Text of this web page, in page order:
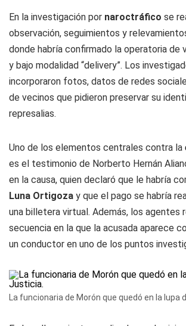
En la investigación por naroctráfico se
observación, seguimientos y
donde habría confirmado la operatoria de
y bajo modalidad “delivery”. Los
incorporaron fotos, datos de redes
de vecinos que pidieron preservar su
represalias.
Uno de los elementos centrales contra la
es el testimonio de Norberto Hernán
en la causa, quien declaró que le habría
Luna Ortigoza y que el pago se habría
una billetera virtual. Además, los agentes
secuencia en la que la acusada aparece
un conductor en uno de los puntos
La funcionaria de Morón que quedó en la lupa